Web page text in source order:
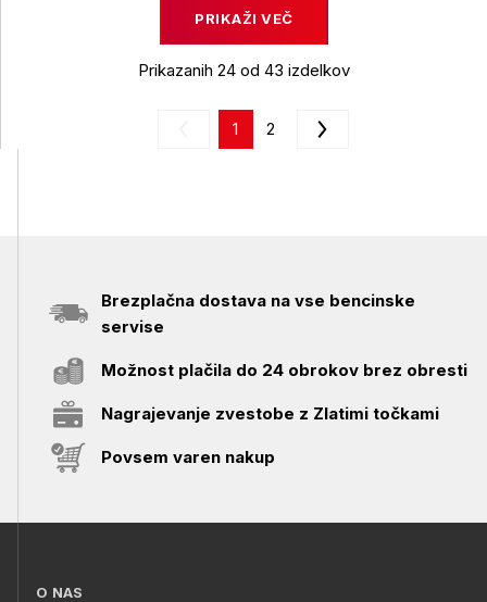
PRIKAŽI VEČ
Prikazanih 24 od 43 izdelkov
1 2
Brezplačna dostava na vse bencinske
servise
Možnost plačila do 24 obrokov brez obresti
Nagrajevanje zvestobe z Zlatimi točkami
Povsem varen nakup
O NAS